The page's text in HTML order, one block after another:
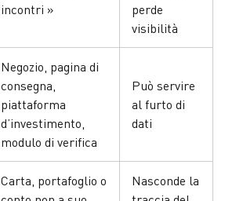
incontri »
perde
visibilità
Negozio, pagina di
consegna,
piattaforma
d’investimento,
modulo di verifica
Può servire
al furto di
dati
Carta, portafoglio o
Nasconde la